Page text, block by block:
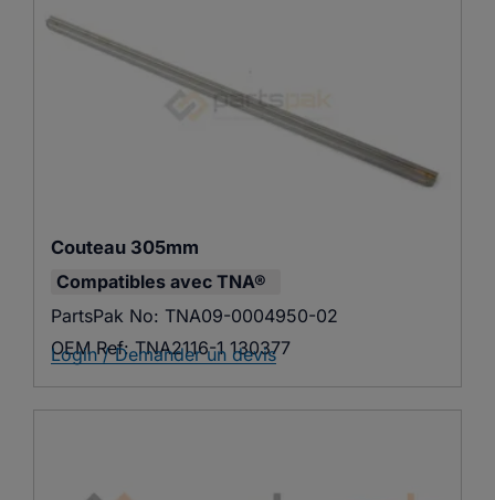
Couteau 305mm
Compatibles avec TNA®
PartsPak No: TNA09-0004950-02
OEM Ref: TNA2116-1 130377
Login / Demander un devis